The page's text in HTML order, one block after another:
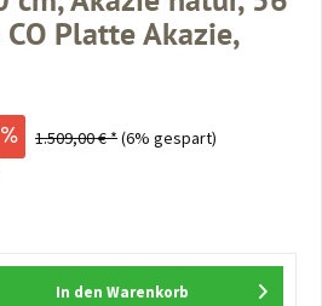
Platte Akazie,
1.509,00 € *(6% gespart)
In den Warenkorb